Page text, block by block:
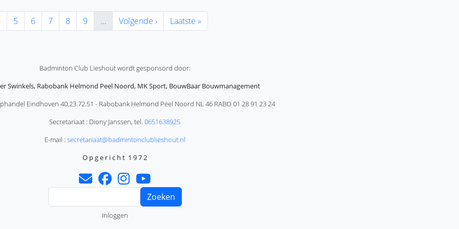
pagina
Pagina
5 Pagina
6 Pagina
7 Pagina
8 Pagina
9 … Volgende pagina
Volgende › Laatste pagina
Laatste »
Badminton Club Lieshout wordt gesponsord door:
Swinkels, Rabobank Helmond Peel Noord, MK Sport, BouwBaar Bouwmanagement
Eindhoven 40.23.72.51 - Rabobank Helmond Peel Noord NL 46 RABO 01 28 91 23 24
Secretariaat : Diony Janssen, tel. 0651638925
E-mail : secretariaat@badmintonclublieshout.nl
O p g e r i c h t 1 9 7 2
Zoeken
Inloggen